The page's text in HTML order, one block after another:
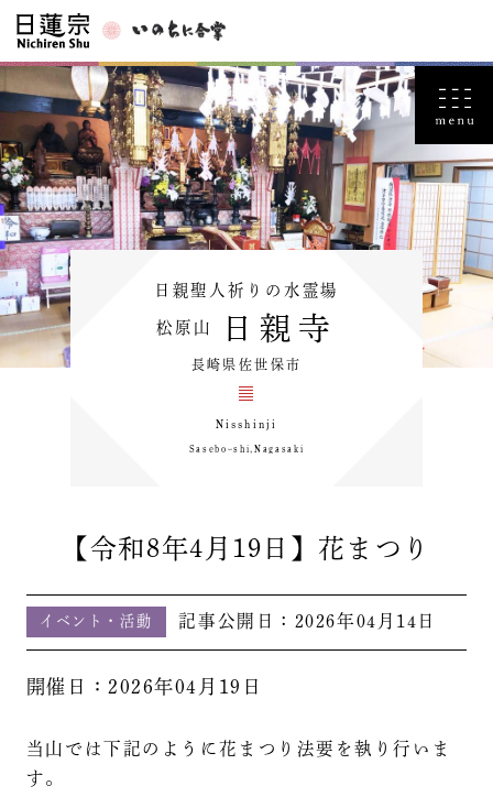
日親聖人祈りの水霊場
松原山 日親寺
長崎県佐世保市
Nisshinji
Saseboｰshi,Nagasaki
【令和8年4月19日】花まつり
イベント・活動 記事公開日： 2026年04月14日
開催日：2026年04月19日
当山では下記のように花まつり法要を執り行いま
す。